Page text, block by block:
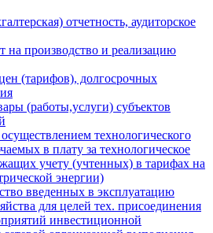
отчетность, аудиторское
на производство и реализацию
(тарифов), долгосрочных
(работы,услуги) субъектов
технологического
в плату за технологическое
учету (учтенных) в тарифах на
энергии)
введенных в эксплуатацию
для целей тех. присоединения
инвестиционной